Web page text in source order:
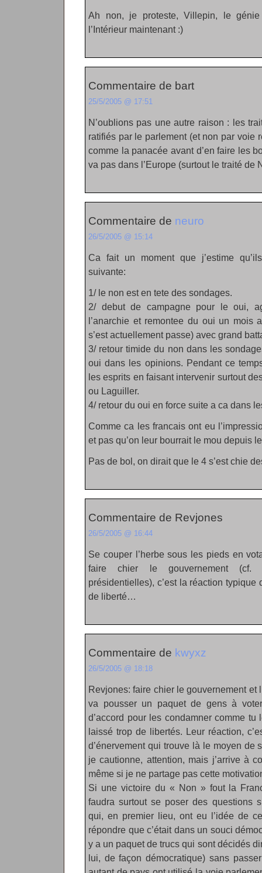
Ah non, je proteste, Villepin, le
l’Intérieur maintenant :)
Commentaire de bart
25/5/2005 @ 17:51
N’oublions pas une autre raison : les
ratifiés par le parlement (et non par voie
comme la panacée avant d’en faire les
va pas dans l’Europe (surtout le traité de
Commentaire de neuro
26/5/2005 @ 15:14
Ca fait un moment que j’estime
suivante:
1/ le non est en tete des sondages.
2/ debut de campagne pour le oui,
l’anarchie et remontee du oui un mois
s’est actuellement passe) avec grand
3/ retour timide du non dans les
oui dans les opinions. Pendant ce
les esprits en faisant intervenir surtout
ou Laguiller.
4/ retour du oui en force suite a ca dans
Comme ca les francais ont eu
et pas qu’on leur bourrait le mou depuis
Pas de bol, on dirait que le 4 s’est chie
Commentaire de Revjones
26/5/2005 @ 16:44
Se couper l’herbe sous les pieds en
faire chier le gouvernement (cf.
présidentielles), c’est la réaction
de liberté…
Commentaire de kwyxz
26/5/2005 @ 18:18
Revjones: faire chier le gouvernement et
va pousser un paquet de gens à
d’accord pour les condamner comme tu
laissé trop de libertés. Leur réaction,
d’énervement qui trouve là le moyen de
je cautionne, attention, mais j’arrive à
même si je ne partage pas cette
Si une victoire du « Non » fout la
faudra surtout se poser des questions
qui, en premier lieu, ont eu l’idée de
répondre que c’était dans un souci
y a un paquet de trucs qui sont décidés
lui, de façon démocratique) sans